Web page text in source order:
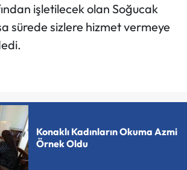
işletilecek olan Soğucak
sürede sizlere hizmet vermeye
Konaklı Kadınların Okuma Azmi
Örnek Oldu